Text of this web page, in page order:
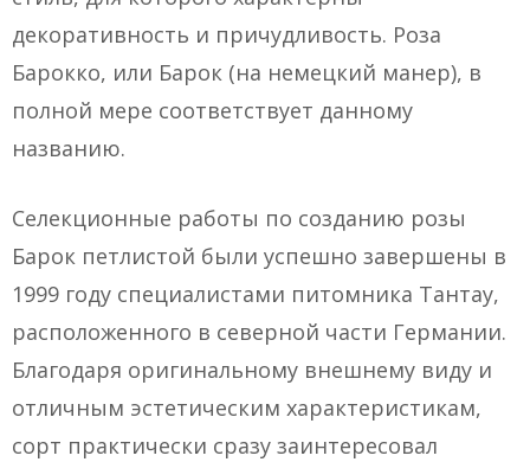
декоративность и причудливость. Роза
Барокко, или Барок (на немецкий манер), в
полной мере соответствует данному
названию.
Селекционные работы по созданию розы
Барок петлистой были успешно завершены в
1999 году специалистами питомника Тантау,
расположенного в северной части Германии.
Благодаря оригинальному внешнему виду и
отличным эстетическим характеристикам,
сорт практически сразу заинтересовал